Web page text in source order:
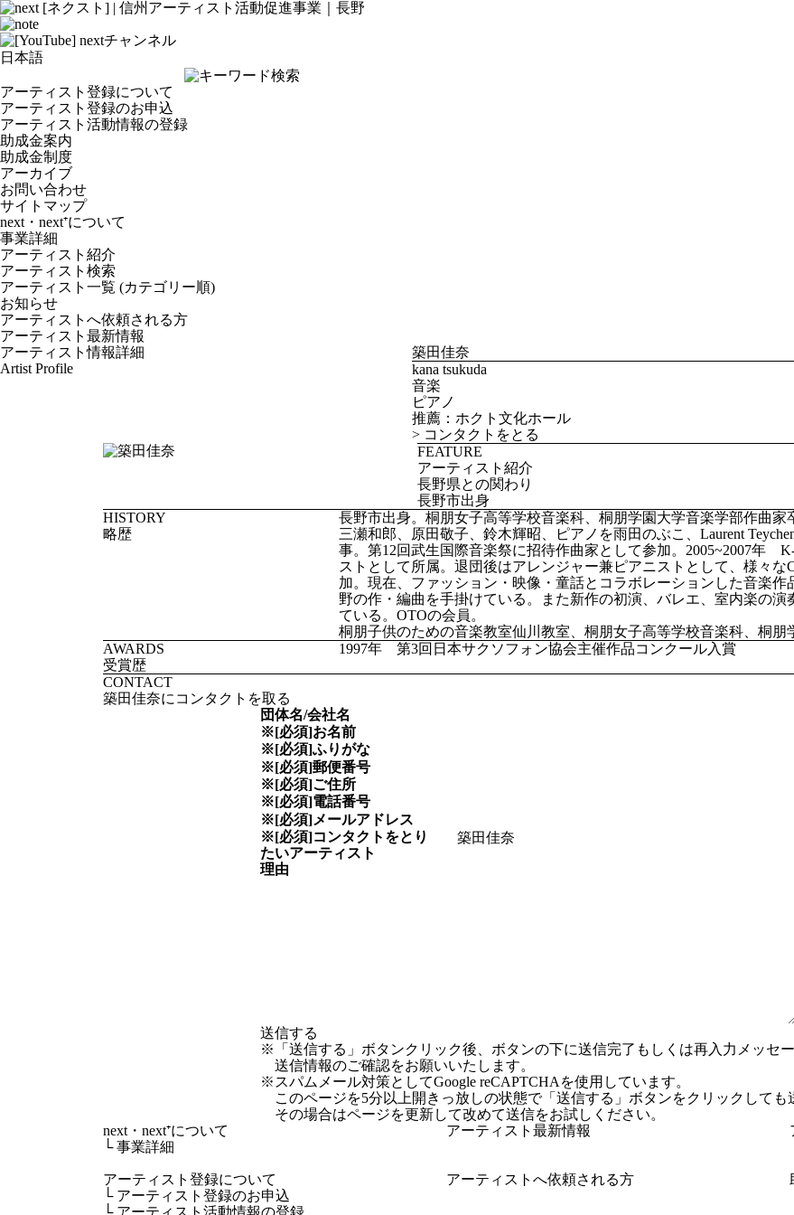
next・next⁺について
事業詳細
アーティスト紹介
アーティスト検索
アーティスト一覧 (カテゴリー順)
お知らせ
アーティストへ依頼される方
アーティスト最新情報
アーティスト登録について
アーティスト登録のお申込
アーティスト活動情報の登録
助成金案内
助成金制度
アーカイブ
お問い合わせ
サイトマップ
アーティスト情報詳細
Artist Profile
築田佳奈
kana tsukuda
音楽
ピアノ
推薦：ホクト文化ホール
> コンタクトをとる
FEATURE
アーティスト紹介
長野県との関わり
長野市出身
HISTORY
略歴
長野市出身。桐朋女子高等学校音楽科、桐朋学園大学音楽学部作曲
三瀬和郎、原田敬子、鈴木輝昭、ピアノを雨田のぶこ、Laurent
事。第12回武生国際音楽祭に招待作曲家として参加。2005~2007年
ストとして所属。退団後はアレンジャー兼ピアニストとして、様々
加。現在、ファッション・映像・童話とコラボレーションした音楽
野の作・編曲を手掛けている。また新作の初演、バレエ、室内楽の演
ている。OTOの会員。
桐朋子供のための音楽教室仙川教室、桐朋女子高等学校音楽科、桐朋
AWARDS
受賞歴
1997年 第3回日本サクソフォン協会主催作品コンクール入賞
CONTACT
築田佳奈にコンタクトを取る
団体名/会社名
※[必須]お名前
※[必須]ふりがな
※[必須]郵便番号
※[必須]ご住所
※[必須]電話番号
※[必須]メールアドレス
※[必須]コンタクトをとり
たいアーティスト
理由
※「送信する」ボタンクリック後、ボタンの下に送信完了もしくは再入力メッセー
送信情報のご確認をお願いいたします。
※スパムメール対策としてGoogle reCAPTCHAを使用しています。
このページを5分以上開きっ放しの状態で「送信する」ボタンをクリックしても
その場合はページを更新して改めて送信をお試しください。
next・next⁺について
└事業詳細
アーティスト最新情報
アーティスト登録について
└ アーティスト登録のお申込
アーティストへ依頼される方